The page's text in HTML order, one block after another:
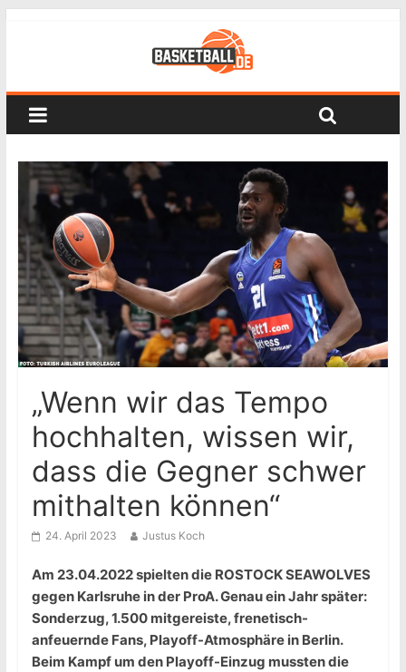
„Wenn wir das Tempo
hochhalten, wissen wir,
dass die Gegner schwer
mithalten können“
24. April 2023 Justus Koch
Am 23.04.2022 spielten die ROSTOCK SEAWOLVES
gegen Karlsruhe in der ProA. Genau ein Jahr später:
Sonderzug, 1.500 mitgereiste, frenetisch-
anfeuernde Fans, Playoff-Atmosphäre in Berlin.
Beim Kampf um den Playoff-Einzug mussten die